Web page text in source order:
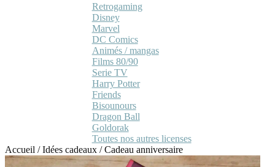
Retrogaming
Disney
Marvel
DC Comics
Animés / mangas
Films 80/90
Serie TV
Harry Potter
Friends
Bisounours
Dragon Ball
Goldorak
Toutes nos autres licenses
Accueil /Idées cadeaux /Cadeau anniversaire